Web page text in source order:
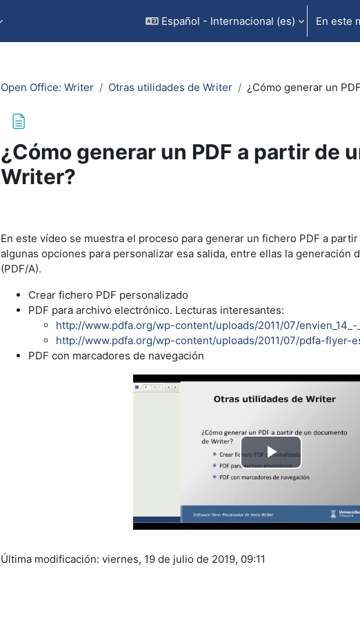
Español - Internacional ‎(es)‎ En este
Open Office: Writer Otras utilidades de Writer ¿Cómo generar un
¿Cómo generar un PDF a partir de
Writer?
En este vídeo se muestra el proceso para generar un fichero PDF a
algunas opciones para personalizar esa salida, entre ellas la generación
(PDF/A).
Crear fichero PDF personalizado
PDF para archivo electrónico. Lecturas interesantes:
http://www.pdfa.org/wp-content/uploads/2011/07/envien_14_-
http://www.pdfa.org/wp-content/uploads/2011/07/pdfa-flyer-
PDF con marcadores de navegación
Última modificación: viernes, 19 de julio de 2019, 09:11